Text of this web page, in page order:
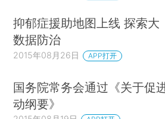
抑郁症援助地图上线 探索大
数据防治
2015年08月26日 APP打开
国务院常务会通过《关于促
动纲要》